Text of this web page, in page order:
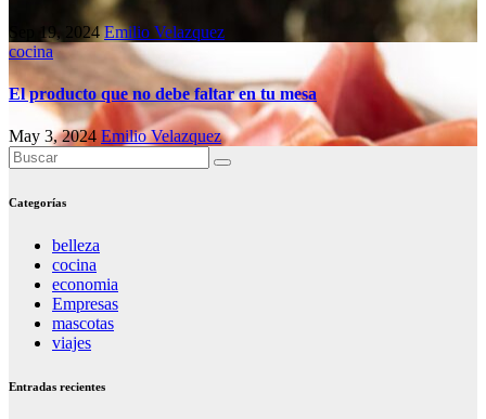
Sep 19, 2024Emilio Velazquez
cocina
El producto que no debe faltar en tu mesa
May 3, 2024 Emilio Velazquez
Categorías
belleza
cocina
economia
Empresas
mascotas
viajes
Entradas recientes